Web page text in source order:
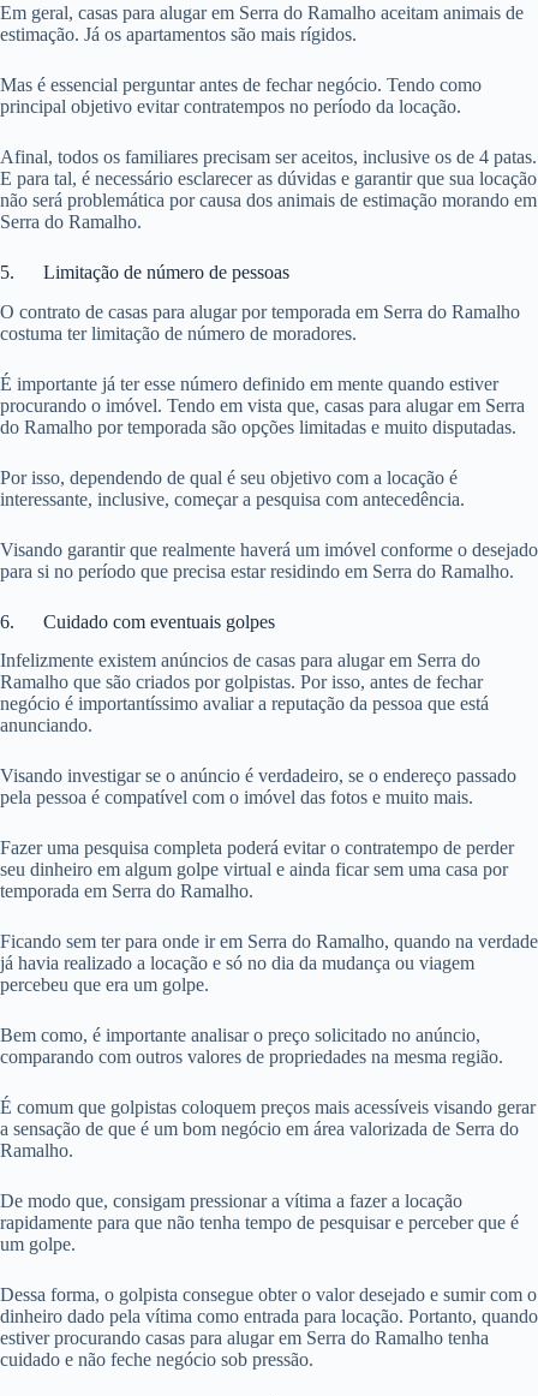
Em geral, casas para alugar em Serra do Ramalho aceitam animais de
estimação. Já os apartamentos são mais rígidos.
Mas é essencial perguntar antes de fechar negócio. Tendo como
principal objetivo evitar contratempos no período da locação.
Afinal, todos os familiares precisam ser aceitos, inclusive os de 4 patas.
E para tal, é necessário esclarecer as dúvidas e garantir que sua locação
não será problemática por causa dos animais de estimação morando em
Serra do Ramalho.
5. Limitação de número de pessoas
O contrato de casas para alugar por temporada em Serra do Ramalho
costuma ter limitação de número de moradores.
É importante já ter esse número definido em mente quando estiver
procurando o imóvel. Tendo em vista que, casas para alugar em Serra
do Ramalho por temporada são opções limitadas e muito disputadas.
Por isso, dependendo de qual é seu objetivo com a locação é
interessante, inclusive, começar a pesquisa com antecedência.
Visando garantir que realmente haverá um imóvel conforme o desejado
para si no período que precisa estar residindo em Serra do Ramalho.
6. Cuidado com eventuais golpes
Infelizmente existem anúncios de casas para alugar em Serra do
Ramalho que são criados por golpistas. Por isso, antes de fechar
negócio é importantíssimo avaliar a reputação da pessoa que está
anunciando.
Visando investigar se o anúncio é verdadeiro, se o endereço passado
pela pessoa é compatível com o imóvel das fotos e muito mais.
Fazer uma pesquisa completa poderá evitar o contratempo de perder
seu dinheiro em algum golpe virtual e ainda ficar sem uma casa por
temporada em Serra do Ramalho.
Ficando sem ter para onde ir em Serra do Ramalho, quando na verdade
já havia realizado a locação e só no dia da mudança ou viagem
percebeu que era um golpe.
Bem como, é importante analisar o preço solicitado no anúncio,
comparando com outros valores de propriedades na mesma região.
É comum que golpistas coloquem preços mais acessíveis visando gerar
a sensação de que é um bom negócio em área valorizada de Serra do
Ramalho.
De modo que, consigam pressionar a vítima a fazer a locação
rapidamente para que não tenha tempo de pesquisar e perceber que é
um golpe.
Dessa forma, o golpista consegue obter o valor desejado e sumir com o
dinheiro dado pela vítima como entrada para locação. Portanto, quando
estiver procurando casas para alugar em Serra do Ramalho tenha
cuidado e não feche negócio sob pressão.